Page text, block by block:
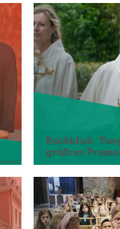
Steindl
Rückblick:
größten